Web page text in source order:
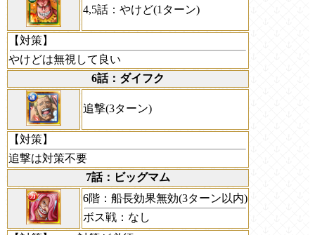
4,5話：やけど(1ターン)
【対策】
やけどは無視して良い
6話：ダイフク
追撃(3ターン)
【対策】
追撃は対策不要
7話：ビッグマム
6階：船長効果無効(3ターン以内)
ボス戦：なし